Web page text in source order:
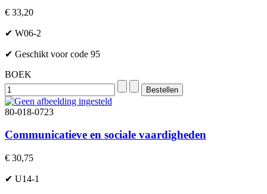
€ 33,20
✔ W06-2
✔ Geschikt voor code 95
BOEK
80-018-0723
Communicatieve en sociale vaardigheden
€ 30,75
✔ U14-1